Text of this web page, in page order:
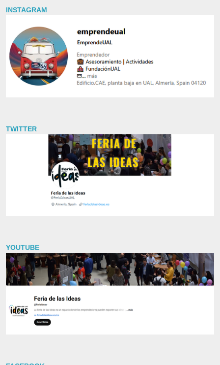
INSTAGRAM
TWITTER
YOUTUBE